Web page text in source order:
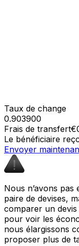
Taux de change
0.903900
Frais de transfert
Le bénéficiaire
Envoyer
Nous n’avons
paire de devises,
comparer un
pour voir les
nous élargissons
proposer plus de